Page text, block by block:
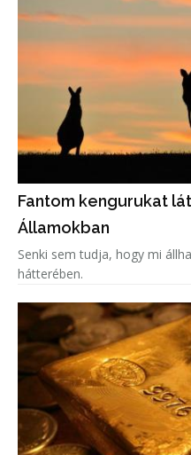
Fantom kengurukat
Államokban
Senki sem tudja, hogy mi
hátterében.